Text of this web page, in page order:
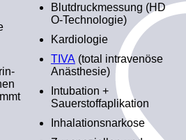
Blutdruckmessung (HD
O-Technologie)
Kardiologie
TIVA (total intravenöse
Anästhesie)
Intubation +
Sauerstoffaplikation
Inhalationsnarkose